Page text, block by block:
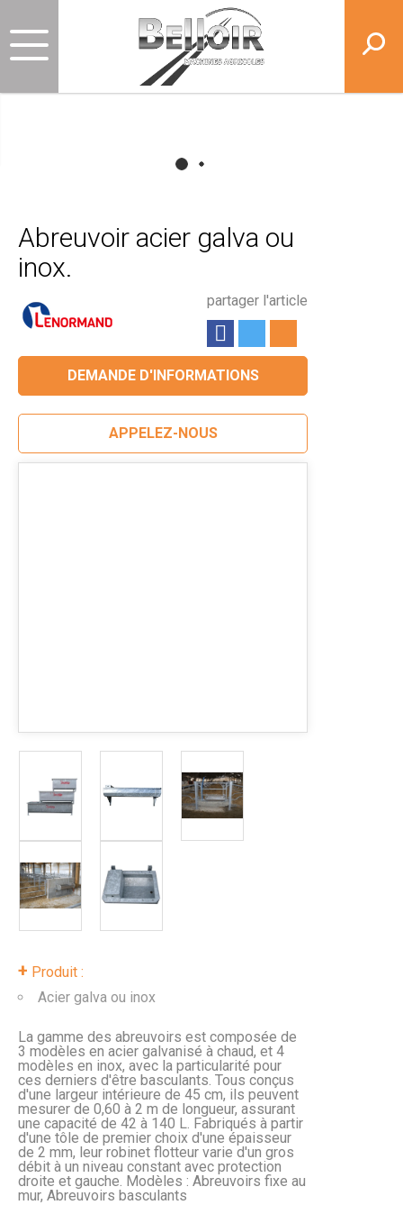
Abreuvoir acier galva ou
inox.
+ Produit :
Acier galva ou inox
partager l'article
La gamme des abreuvoirs est composée de
3 modèles en acier galvanisé à chaud, et 4
modèles en inox, avec la particularité pour
ces derniers d'être basculants. Tous conçus
d'une largeur intérieure de 45 cm, ils peuvent
mesurer de 0,60 à 2 m de longueur, assurant
une capacité de 42 à 140 L. Fabriqués à partir
d'une tôle de premier choix d'une épaisseur
de 2 mm, leur robinet flotteur varie d'un gros
débit à un niveau constant avec protection
droite et gauche. Modèles : Abreuvoirs fixe au
mur, Abreuvoirs basculants
DEMANDE D'INFORMATIONS
APPELEZ-NOUS